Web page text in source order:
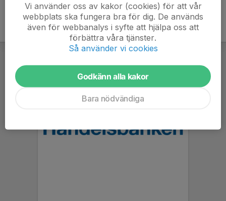
Vi använder oss av kakor (cookies) för att vår
webbplats ska fungera bra för dig. De används
även för webbanalys i syfte att hjälpa oss att
förbättra våra tjänster.
Så använder vi cookies
Godkänn alla kakor
Bara nödvändiga